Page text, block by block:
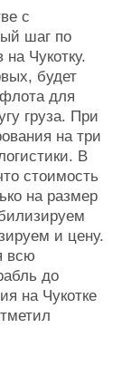
с
шаг по
Чукотку.
будет
для
груза. При
на три
В
стоимость
на размер
и цену.
всю
до
на Чукотке